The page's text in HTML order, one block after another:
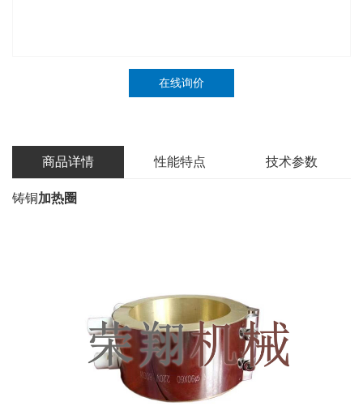
在线询价
商品详情 性能特点 技术参数
铸铜加热圈